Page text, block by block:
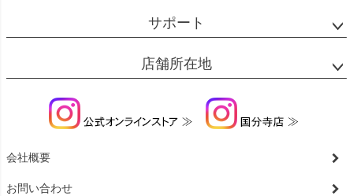
サポート
店舗所在地
会社概要
お問い合わせ